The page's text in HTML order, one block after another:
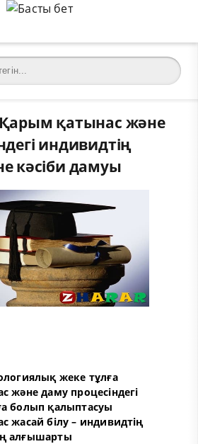
қатынас және
индивидтің
кәсіби дамуы
жеке тұлға
және даму процесіндегі
болып қалыптасуы
жасай білу – индивидтің
алғышарты